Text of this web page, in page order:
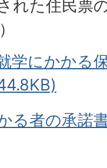
れた住民票
学にかかる
る者の承諾